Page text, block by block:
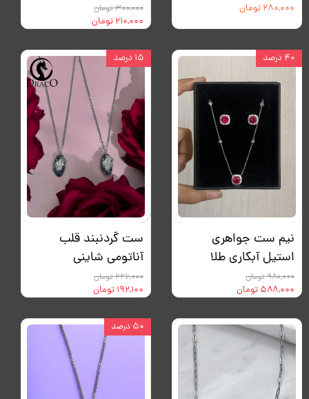
۲۸۰,۰۰۰ تومان ۳۰۰,۰۰۰ تومان
۲۱۰,۰۰۰ تومان
نیم ست جواهری
استیل آبکاری طلا
۹۸۰,۰۰۰ تومان
۵۸۸,۰۰۰ تومان
۴۰ درصد
ست گردنبند قلب
آناتومی شاینی
۲۲۶,۰۰۰ تومان
۱۹۲,۱۰۰ تومان
۱۵ درصد
۵۰ درصد